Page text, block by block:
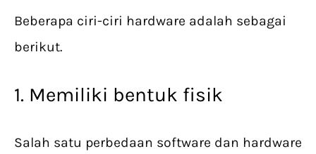
Beberapa ciri-ciri hardware adalah sebagai
berikut.
1. Memiliki bentuk fisik
Salah satu perbedaan software dan hardware